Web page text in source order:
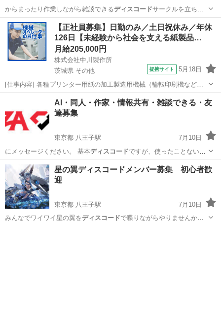
からまったり作業しながら雑談できるディスコードサークルを立ち上
げました！🎧 …
東京 八王子市 八王子駅 友達 サークル
【正社員募集】日勤のみ／土日祝休み／年休
126日【未経験から社会を支える紙製品…
月給205,000円
株式会社中川製作所
茨城県 その他
提携サイト 5月18日
[仕事内容] 各種プリンター用紙の加工製造用機械（輪転印刷機など）
の 操作をお任せします。 ＜具体的には…＞ ・印刷機械やスリッター
機の操作、製品の製造 ・製品に応じた機械の設定・調整 （裁断・型
抜き・ミシン目・穴開け加...
工場
AI・同人・作家・情報共有・雑談できる・友
達募集
東京都 八王子駅
7月10日
にメッセージください。 基本ディスコードですが、使ったことない方
も簡単です…
東京 八王子市 八王子駅 アニメ
星の翼ディスコードメンバー募集 初心者歓
迎
東京都 八王子駅
7月10日
みんなでワイワイ星の翼をディスコードで喋りながらやりませんか？